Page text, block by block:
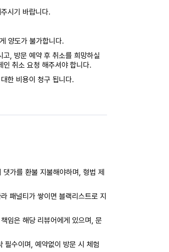
시기 바랍니다.
양도가 불가합니다.
, 방문 예약 후 취소를 희망하실
취소 요청 해주셔야 합니다.
한 비용이 청구 됩니다.
가를 환불 지불해야하며, 형법 제
패널티가 쌓이면 블랙리스트로 지
임은 해당 리뷰어에게 있으며, 문
필수이며, 예약없이 방문 시 체험